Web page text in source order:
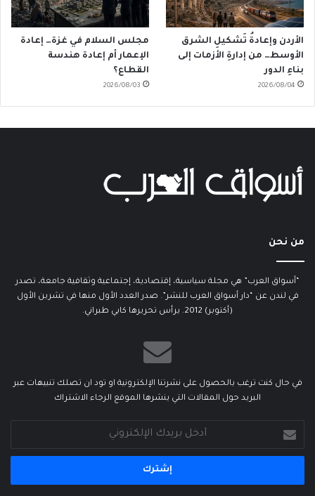
الأردن وإعادةُ تَشكيلِ الشرق
الأوسط… من إدارةِ الأزمات إلى
بناءِ الدور
2026/08/04
مجلس السلام في غزة… إعادة
الإعمار أم إعادة هندسة
القطاع؟
2026/08/03
من نحن
“أسواق العرب” هي مجلة سياسية، إقتصادية، إجتماعية وثقافية جامعة، تصدر
في لندن عن “دار أسواق العرب للنشر”. صدر العدد الأول منها في تشرين الأول
(أكتوبر) 2012. يرأس تحريرها كابي طبراني.
في حال كنت ترغب بالحصول على نشرتنا الإلكترونية او تود ان تصلك تنبيهات عبر
البريد حول المقالات التي ينشرها الموقع الرجاء الاشتراك
بريدك
الإلكتروني